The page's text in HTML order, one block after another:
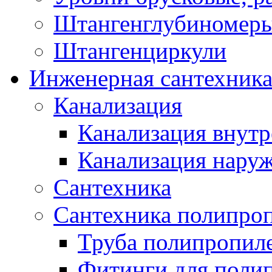
Штангенциркули
Инженерная сантехника
Канализация
Канализация
Канализация
Сантехника
Сантехника
Труба